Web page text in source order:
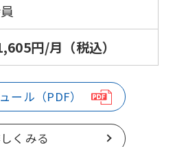
円/月（税込）
ール（PDF）
くみる
this
website
be
translated
mechanically,